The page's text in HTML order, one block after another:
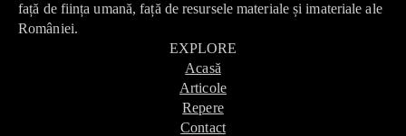
față de ființa umană, față de resursele materiale și imateriale ale
României.
EXPLORE
Acasă
Articole
Repere
Contact